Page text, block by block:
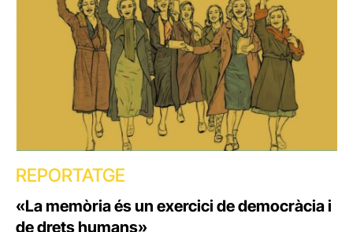
REPORTATGE
«La memòria és un exercici de democràcia i
de drets humans»